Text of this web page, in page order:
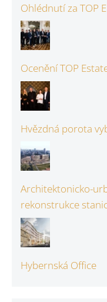
Ohlédnutí za TOP
Ocenění TOP
Hvězdná porota
Architektonicko-
rekonstrukce
Hybernská Office